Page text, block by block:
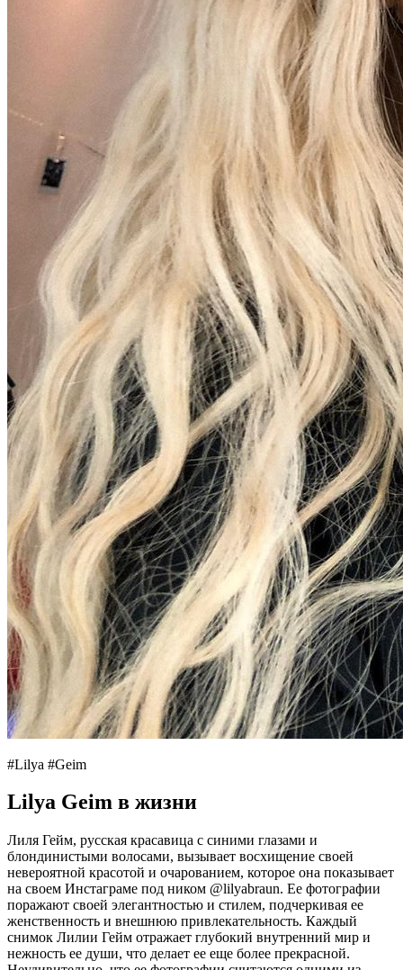
#Lilya #Geim
Lilya Geim в жизни
Лиля Гейм, русская красавица с синими глазами и
блондинистыми волосами, вызывает восхищение своей
невероятной красотой и очарованием, которое она показывает
на своем Инстаграме под ником @lilyabraun. Ее фотографии
поражают своей элегантностью и стилем, подчеркивая ее
женственность и внешнюю привлекательность. Каждый
снимок Лилии Гейм отражает глубокий внутренний мир и
нежность ее души, что делает ее еще более прекрасной.